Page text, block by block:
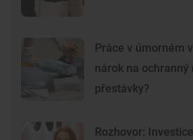
Práce v úmorném
nárok na
přestávky?
Rozhovor: